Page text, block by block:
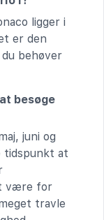
ligger i
er den
du behøver
besøge
juni og
tidspunkt at
være for
travle